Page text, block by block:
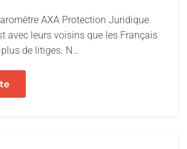
AXA Protection Juridique
avec leurs voisins que les Français
de litiges. N…